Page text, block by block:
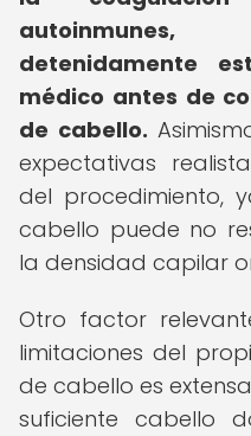
detenidamente
médico antes de
de cabello.
expectativas
del procedimiento,
cabello puede no
la densidad capilar
Otro factor
limitaciones del
de cabello es
suficiente cabello